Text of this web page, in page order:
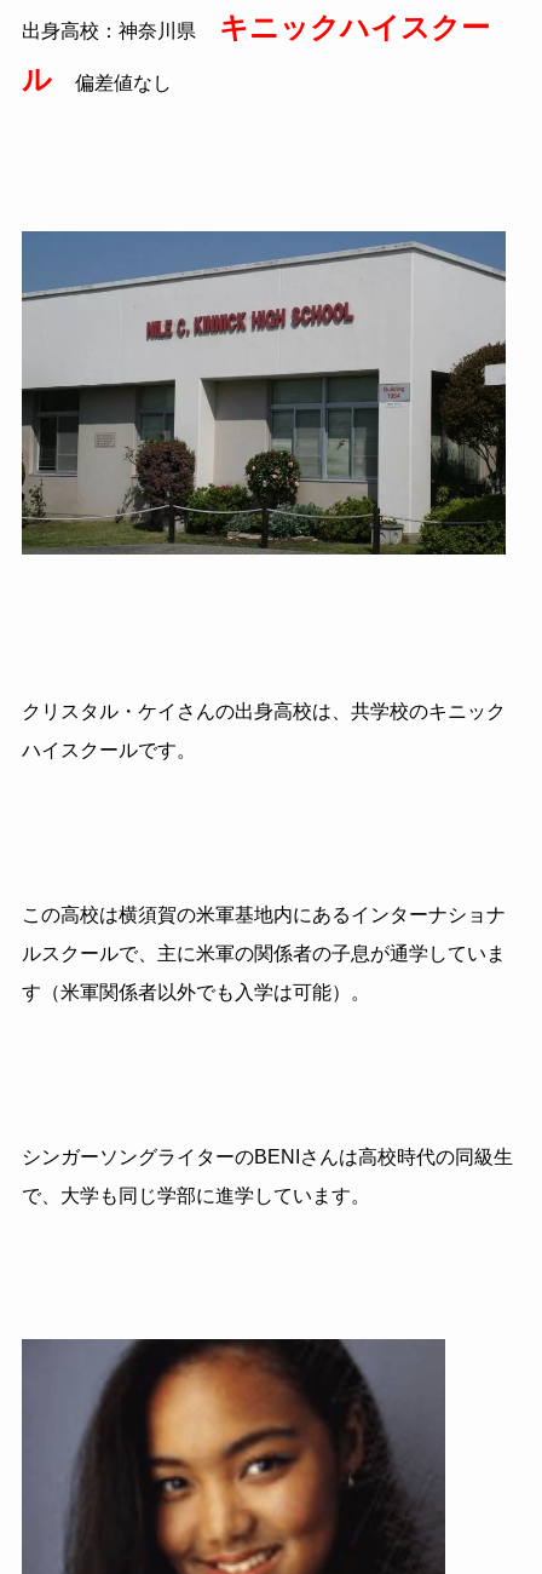
出身高校：神奈川県
キニックハイスクー
ル
偏差値なし
クリスタル・ケイさんの出身高校は、共学校のキニック
ハイスクールです。
この高校は横須賀の米軍基地内にあるインターナショナ
ルスクールで、主に米軍の関係者の子息が通学していま
す（米軍関係者以外でも入学は可能）。
シンガーソングライターのBENIさんは高校時代の同級生
で、大学も同じ学部に進学しています。